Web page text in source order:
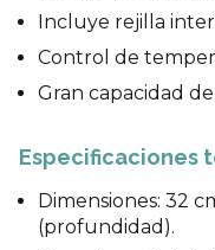
Incluye rejilla
Control de
Gran capacidad
Especificaciones
Dimensiones: 32
(profundidad).